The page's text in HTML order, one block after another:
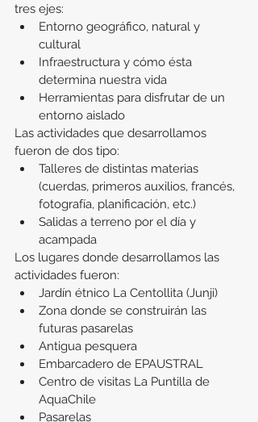
tres ejes:
Entorno geográfico, natural y
cultural
Infraestructura y cómo ésta
determina nuestra vida
Herramientas para disfrutar de un
entorno aislado
Las actividades que desarrollamos
fueron de dos tipo:
Talleres de distintas materias
(cuerdas, primeros auxilios, francés,
fotografía, planificación, etc.)
Salidas a terreno por el día y
acampada
Los lugares donde desarrollamos las
actividades fueron:
Jardín étnico La Centollita (Junji)
Zona donde se construirán las
futuras pasarelas
Antigua pesquera
Embarcadero de EPAUSTRAL
Centro de visitas La Puntilla de
AquaChile
Pasarelas